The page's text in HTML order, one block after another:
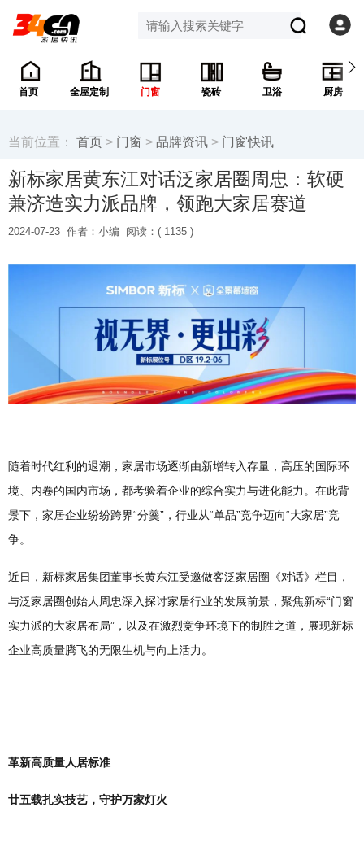
首页 全屋定制 门窗 瓷砖 卫浴 厨房
当前位置： 首页 > 门窗 > 品牌资讯 > 门窗快讯
新标家居黄东江对话泛家居圈周忠：软硬
兼济造实力派品牌，领跑大家居赛道
2024-07-23 作者：小编 阅读：( 1135 )
随着时代红利的退潮，家居市场逐渐由新增转入存量，高压的国际环
境、内卷的国内市场，都考验着企业的综合实力与进化能力。在此背
景下，家居企业纷纷跨界“分羹”，行业从“单品”竞争迈向“大家居”竞
争。
近日，新标家居集团董事长黄东江受邀做客泛家居圈《对话》栏目，
与泛家居圈创始人周忠深入探讨家居行业的发展前景，聚焦新标“门窗
实力派的大家居布局”，以及在激烈竞争环境下的制胜之道，展现新标
企业高质量腾飞的无限生机与向上活力。
革新高质量人居标准
廿五载扎实技艺，守护万家灯火